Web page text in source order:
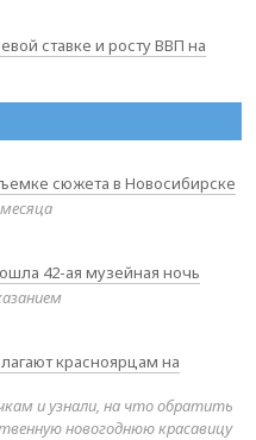
ставке и росту ВВП на
сюжета в Новосибирске
42-ая музейная ночь
красноярцам на
и узнали, на что обратить
новогоднюю красавицу